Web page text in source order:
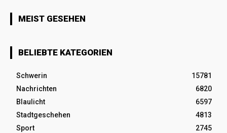
MEIST GESEHEN
BELIEBTE KATEGORIEN
Schwerin
15781
Nachrichten
6820
Blaulicht
6597
Stadtgeschehen
4813
Sport
2745